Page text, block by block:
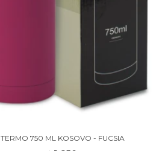
TERMO 750 ML KOSOVO - FUCSIA